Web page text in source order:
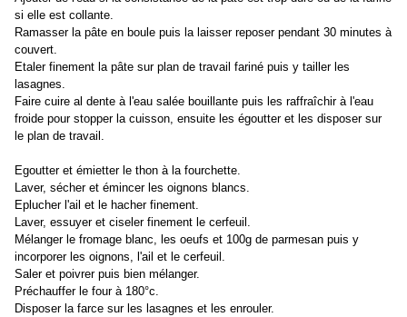
si elle est collante.
Ramasser la pâte en boule puis la laisser reposer pendant 30 minutes à
couvert.
Etaler finement la pâte sur plan de travail fariné puis y tailler les
lasagnes.
Faire cuire al dente à l'eau salée bouillante puis les raffraîchir à l'eau
froide pour stopper la cuisson, ensuite les égoutter et les disposer sur
le plan de travail.
Egoutter et émietter le thon à la fourchette.
Laver, sécher et émincer les oignons blancs.
Eplucher l'ail et le hacher finement.
Laver, essuyer et ciseler finement le cerfeuil.
Mélanger le fromage blanc, les oeufs et 100g de parmesan puis y
incorporer les oignons, l'ail et le cerfeuil.
Saler et poivrer puis bien mélanger.
Préchauffer le four à 180°c.
Disposer la farce sur les lasagnes et les enrouler.